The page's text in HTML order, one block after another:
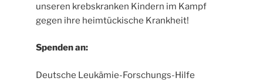
unseren krebskranken Kindern im Kampf
gegen ihre heimtückische Krankheit!
Spenden an:
Deutsche Leukämie-Forschungs-Hilfe